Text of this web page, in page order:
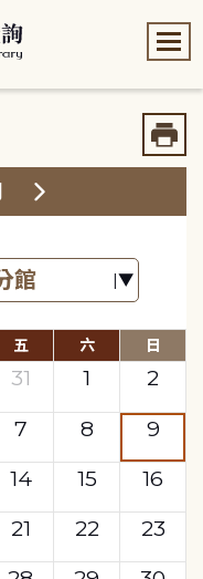
五 六 日
31 1
2
7 8
9
14 15
16
21 22
23